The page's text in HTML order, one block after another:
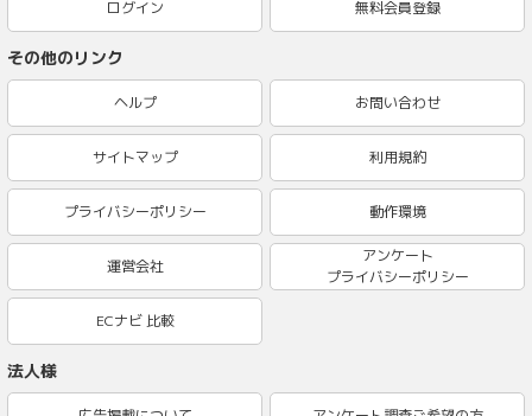
ログイン 無料会員登録
その他のリンク
ヘルプ お問い合わせ
サイトマップ 利用規約
プライバシーポリシー 動作環境
運営会社
アンケート
プライバシーポリシー
ECナビ 比較
法人様